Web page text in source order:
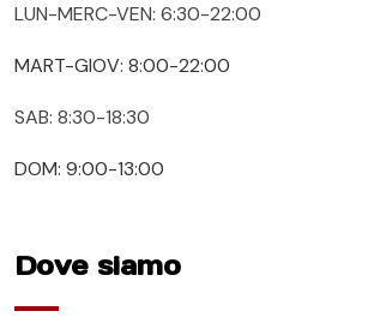
LUN-MERC-VEN: 6:30-22:00
MART-GIOV: 8:00-22:00
SAB: 8:30-18:30
DOM: 9:00-13:00
Dove siamo